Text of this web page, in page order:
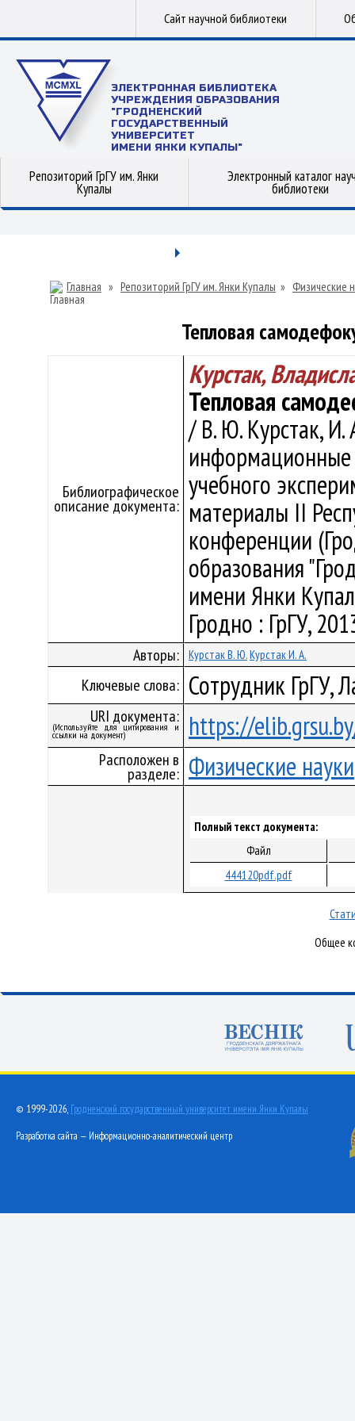
Сайт научной библиотеки
ЭЛЕКТРОННАЯ БИБЛИОТЕКА
УЧРЕЖДЕНИЯ ОБРАЗОВАНИЯ
"ГРОДНЕНСКИЙ
ГОСУДАРСТВЕННЫЙ
УНИВЕРСИТЕТ
ИМЕНИ ЯНКИ КУПАЛЫ"
Репозиторий ГрГУ им. Янки
Купалы
Электронный каталог
библиотеки
Главная » Репозиторий ГрГУ им. Янки Купалы » Физические
Тепловая
Библиографическое
описание документа:
Курстак,
Тепловая
/ В. Ю. Курстак,
информационные
учебного
материалы II
конференции
образования
имени Янки
Гродно : ГрГУ,
Авторы: Курстак В. Ю.Курстак И. А.
Ключевые слова: Сотрудник ГрГУ,
URI документа:
(Используйте для цитирования и
ссылки на документ) https://
Расположен в
разделе: Физические науки
Полный текст документа:
Файл
444120pdf.pdf
Общее
© 1999-2026, Гродненский государственный университет имени Янки Купалы
Разработка сайта — Информационно-аналитический центр